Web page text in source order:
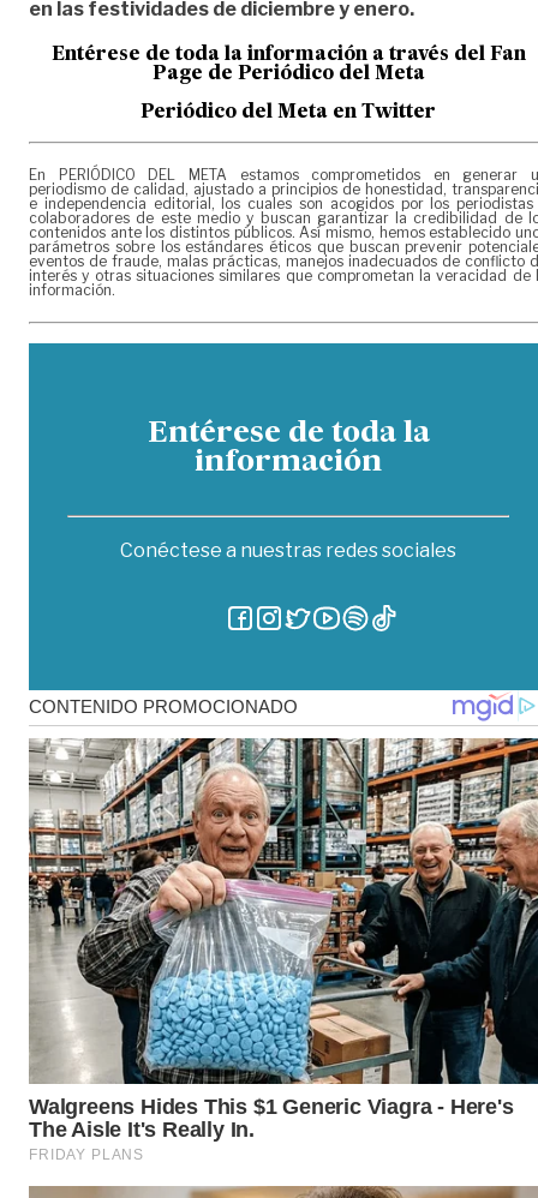
en las festividades de diciembre y enero.
Entérese de toda la información a través del Fan
Page de Periódico del Meta
Periódico del Meta en Twitter
En PERIÓDICO DEL META estamos comprometidos en generar
periodismo de calidad, ajustado a principios de honestidad,
e independencia editorial, los cuales son acogidos por los periodistas
colaboradores de este medio y buscan garantizar la credibilidad de
contenidos ante los distintos públicos. Así mismo, hemos establecido
parámetros sobre los estándares éticos que buscan prevenir
eventos de fraude, malas prácticas, manejos inadecuados de conflicto
interés y otras situaciones similares que comprometan la veracidad de
información.
Entérese de toda la
información
Conéctese a nuestras redes sociales